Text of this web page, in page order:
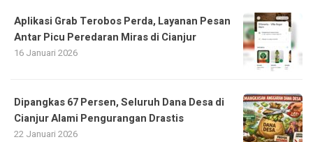
Aplikasi Grab Terobos Perda, Layanan Pesan
Antar Picu Peredaran Miras di Cianjur
16 Januari 2026
Dipangkas 67 Persen, Seluruh Dana Desa di
Cianjur Alami Pengurangan Drastis
22 Januari 2026